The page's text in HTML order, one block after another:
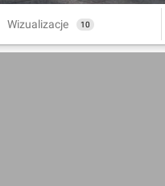
Wizualizacje 10